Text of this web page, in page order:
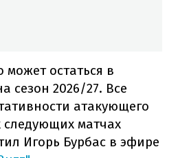
остаться в
сезон 2026/27. Все
атакующего
следующих матчах
Игорь Бурбас в эфире